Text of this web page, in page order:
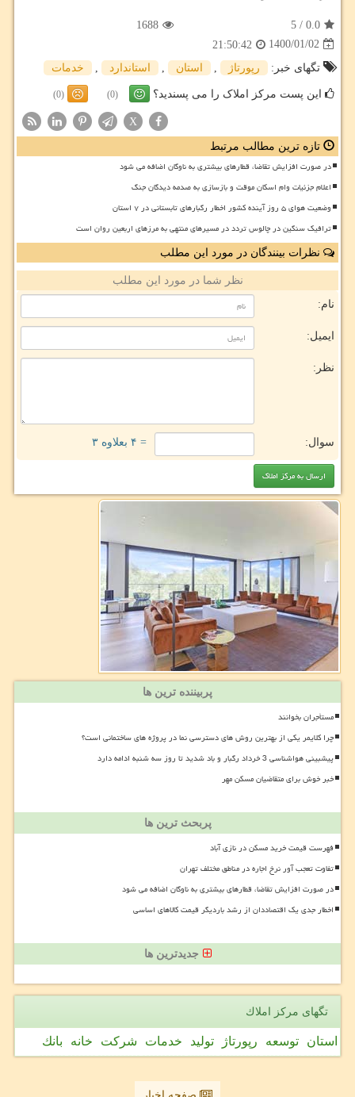
0.0
/
5
1688
1400/01/02
21:50:42
تگهای خبر:
رپورتاژ , استان , استاندارد , خدمات
این پست مرکز املاک را می پسندید؟ (0)
(0)
X
تازه ترین مطالب مرتبط
در صورت افزایش تقاضا، قطارهای بیشتری به ناوگان اضافه می شود
اعلام جزئیات وام اسکان موقت و بازسازی به صدمه دیدگان جنگ
وضعیت هوای ۵ روز آینده کشور اخطار رگبارهای تابستانی در ۷ استان
ترافیک سنگین در چالوس تردد در مسیرهای منتهی به مرزهای اربعین روان است
نظرات بینندگان در مورد این مطلب
نظر شما در مورد این مطلب
نام:
ایمیل:
نظر:
سوال: = ۴ بعلاوه ۳
پربیننده ترین ها
مستأجران بخوانند
چرا کلایمر یکی از بهترین روش های دسترسی نما در پروژه های ساختمانی است؟
پیشبینی هواشناسی 3 خرداد رگبار و باد شدید تا روز سه شنبه ادامه دارد
خبر خوش برای متقاضیان مسکن مهر
پربحث ترین ها
فهرست قیمت خرید مسکن در نازی آباد
تفاوت تعجب آور نرخ اجاره در مناطق مختلف تهران
در صورت افزایش تقاضا، قطارهای بیشتری به ناوگان اضافه می شود
اخطار جدی یک اقتصاددان از رشد باردیگر قیمت کالاهای اساسی
جدیدترین ها
تگهای مركز املاك
استان توسعه رپورتاژ تولید خدمات شركت خانه بانك